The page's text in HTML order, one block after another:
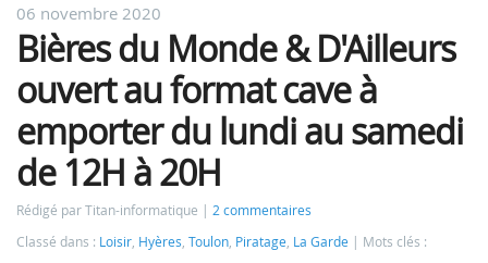
06 novembre 2020
Bières du Monde & D'Ailleurs
ouvert au format cave à
emporter du lundi au samedi
de 12H à 20H
Rédigé par Titan-informatique
2 commentaires
Classé dans : Loisir Hyères Toulon Piratage La Garde
Mots clés :